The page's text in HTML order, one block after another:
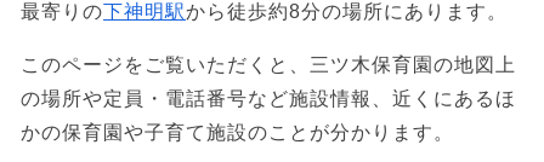
最寄りの下神明駅から徒歩約8分の場所にあります。
このページをご覧いただくと、三ツ木保育園の地図上
の場所や定員・電話番号など施設情報、近くにあるほ
かの保育園や子育て施設のことが分かります。